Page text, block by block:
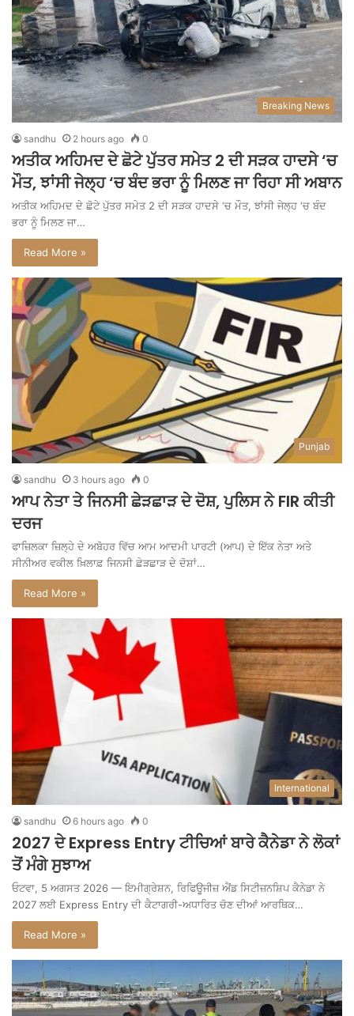
Breaking News
sandhu 2 hours ago 0
ਅਤੀਕ ਅਹਿਮਦ ਦੇ ਛੋਟੇ ਪੁੱਤਰ ਸਮੇਤ 2 ਦੀ ਸੜਕ ਹਾਦਸੇ ‘ਚ
ਮੌਤ, ਝਾਂਸੀ ਜੇਲ੍ਹ ‘ਚ ਬੰਦ ਭਰਾ ਨੂੰ ਮਿਲਣ ਜਾ ਰਿਹਾ ਸੀ ਅਬਾਨ
ਅਤੀਕ ਅਹਿਮਦ ਦੇ ਛੋਟੇ ਪੁੱਤਰ ਸਮੇਤ 2 ਦੀ ਸੜਕ ਹਾਦਸੇ ‘ਚ ਮੌਤ, ਝਾਂਸੀ ਜੇਲ੍ਹ ‘ਚ ਬੰਦ
ਭਰਾ ਨੂੰ ਮਿਲਣ ਜਾ…
Read More »
Punjab
sandhu 3 hours ago 0
ਆਪ ਨੇਤਾ ਤੇ ਜਿਨਸੀ ਛੇੜਛਾੜ ਦੇ ਦੋਸ਼, ਪੁਲਿਸ ਨੇ FIR ਕੀਤੀ
ਦਰਜ
ਫਾਜ਼ਿਲਕਾ ਜ਼ਿਲ੍ਹੇ ਦੇ ਅਬੋਹਰ ਵਿੱਚ ਆਮ ਆਦਮੀ ਪਾਰਟੀ (ਆਪ) ਦੇ ਇੱਕ ਨੇਤਾ ਅਤੇ
ਸੀਨੀਅਰ ਵਕੀਲ ਖ਼ਿਲਾਫ਼ ਜਿਨਸੀ ਛੇੜਛਾੜ ਦੇ ਦੋਸ਼ਾਂ…
Read More »
International
sandhu 6 hours ago 0
2027 ਦੇ Express Entry ਟੀਚਿਆਂ ਬਾਰੇ ਕੈਨੇਡਾ ਨੇ ਲੋਕਾਂ
ਤੋਂ ਮੰਗੇ ਸੁਝਾਅ
ਓਟਵਾ, 5 ਅਗਸਤ 2026 — ਇਮੀਗ੍ਰੇਸ਼ਨ, ਰਿਫਿਊਜੀਜ਼ ਐਂਡ ਸਿਟੀਜ਼ਨਸ਼ਿਪ ਕੈਨੇਡਾ ਨੇ
2027 ਲਈ Express Entry ਦੀ ਕੈਟਾਗਰੀ-ਅਧਾਰਿਤ ਚੋਣ ਦੀਆਂ ਆਰਥਿਕ…
Read More »